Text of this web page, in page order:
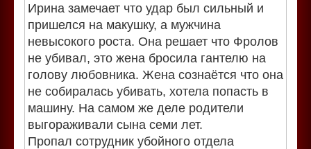
Ирина замечает что удар был сильный и
пришелся на макушку, а мужчина
невысокого роста. Она решает что Фролов
не убивал, это жена бросила гантелю на
голову любовника. Жена сознаётся что она
не собиралась убивать, хотела попасть в
машину. На самом же деле родители
выгораживали сына семи лет.
Пропал сотрудник убойного отдела